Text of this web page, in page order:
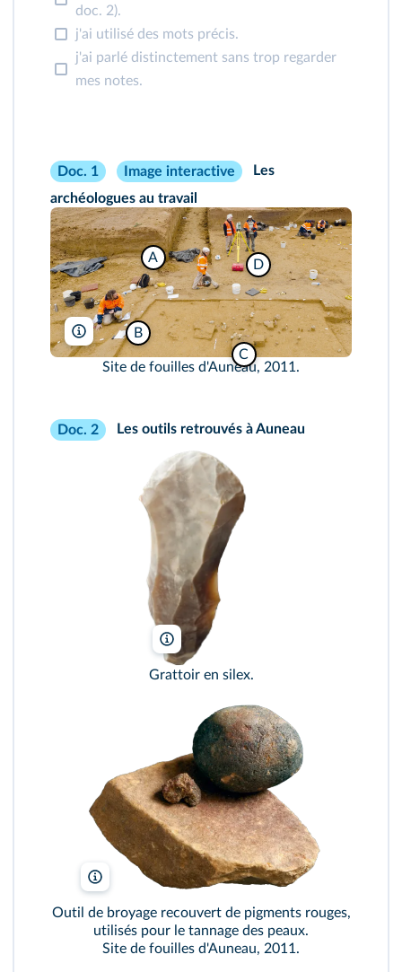
doc. 2).
j'ai utilisé des mots précis.
j'ai parlé distinctement sans trop regarder
mes notes.
Doc. 1 Image interactive
Les
archéologues au travail
A
B
C
D
Denis Gliksman/Inrap
Site de fouilles d'Auneau, 2011.
Doc. 2 Les outils retrouvés à Auneau
Denis Gliksman/Inrap
Grattoir en silex.
Denis Gliksman/Inrap
Outil de broyage recouvert de pigments rouges,
utilisés pour le tannage des peaux.
Site de fouilles d'Auneau, 2011.